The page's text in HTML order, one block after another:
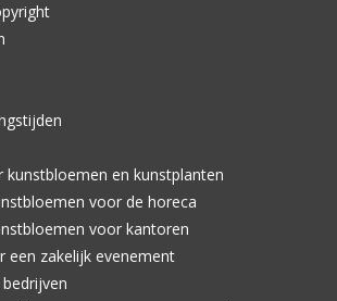
en kunstplanten
voor de horeca
voor kantoren
een zakelijk evenement